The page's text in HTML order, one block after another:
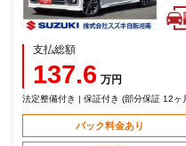
支払総額
137.6 万円
法定整備付き | 保証付き (部分保証 12ヶ
パック料金あり